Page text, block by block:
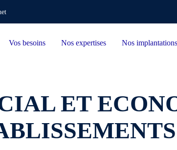
Vos besoins Nos expertises Nos implantations
ET